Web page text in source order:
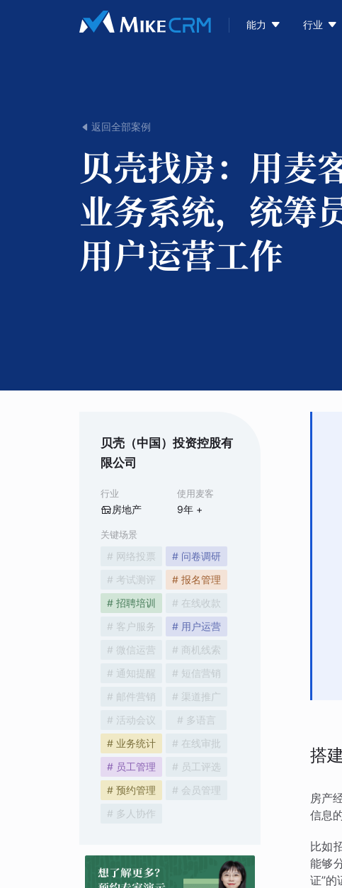
能力  行业 
 返回全部案例
贝壳找房： 用麦
业务系统，统筹
用户运营工作
贝壳（中国）投资控股有
限公司
行业
房地产
使用麦客
9年 +
关键场景
# 网络投票
# 问卷调研
# 考试测评
# 报名管理
# 招聘培训
# 在线收款
# 客户服务
# 用户运营
# 微信运营
# 商机线索
# 通知提醒
# 短信营销
# 邮件营销
# 渠道推广
# 活动会议
# 多语言
# 业务统计
# 在线审批
# 员工管理
# 员工评选
# 预约管理
# 会员管理
# 多人协作
搭
房产
信息
比如
能够
证”的